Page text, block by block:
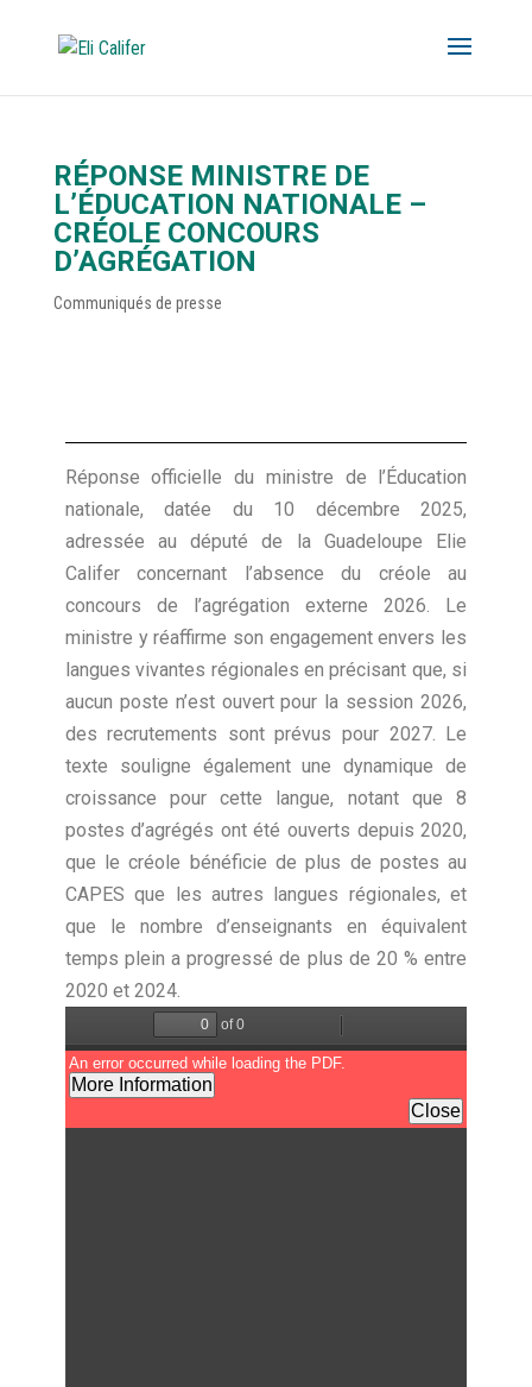
RÉPONSE MINISTRE DE
L’ÉDUCATION NATIONALE –
CRÉOLE CONCOURS
D’AGRÉGATION
Communiqués de presse
Réponse officielle du ministre de l’Éducation
nationale, datée du 10 décembre 2025,
adressée au député de la Guadeloupe Elie
Califer concernant l’absence du créole au
concours de l’agrégation externe 2026. Le
ministre y réaffirme son engagement envers les
langues vivantes régionales en précisant que, si
aucun poste n’est ouvert pour la session 2026,
des recrutements sont prévus pour 2027. Le
texte souligne également une dynamique de
croissance pour cette langue, notant que 8
postes d’agrégés ont été ouverts depuis 2020,
que le créole bénéficie de plus de postes au
CAPES que les autres langues régionales, et
que le nombre d’enseignants en équivalent
temps plein a progressé de plus de 20 % entre
2020 et 2024.